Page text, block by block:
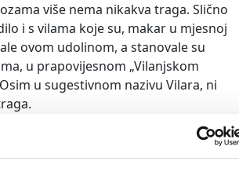
više nema nikakva traga. Slično
i s vilama koje su, makar u mjesnoj
ovom udolinom, a stanovale su
u prapovijesnom „Vilanjskom
u sugestivnom nazivu Vilara, ni
je u 12. st. na ulazu u